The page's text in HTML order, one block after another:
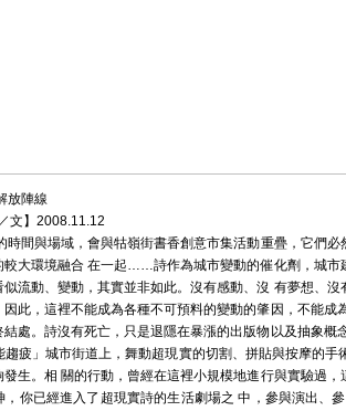
放陣線
文】2008.11.12
時間與場域，會與牯嶺街書香創意市集活動重疊，它們
較大環境融合 在一起……詩作為城市變動的催化劑，城市
流動、變動，其實並非如此。沒有感動、沒 有夢想、
因此，這裡不能成為各種不可預料的變動的肇因，不能
結處。詩沒有死亡，只是退隱在暴漲的出版物以及抽象
趨疲」城市街道上，舞動超現實的切割、拼貼與按摩的
生。相 關的行動，曾經在這裡小規模地進行與實驗過
，你已經進入了超現實詩的生活劇場之 中，參與演出、